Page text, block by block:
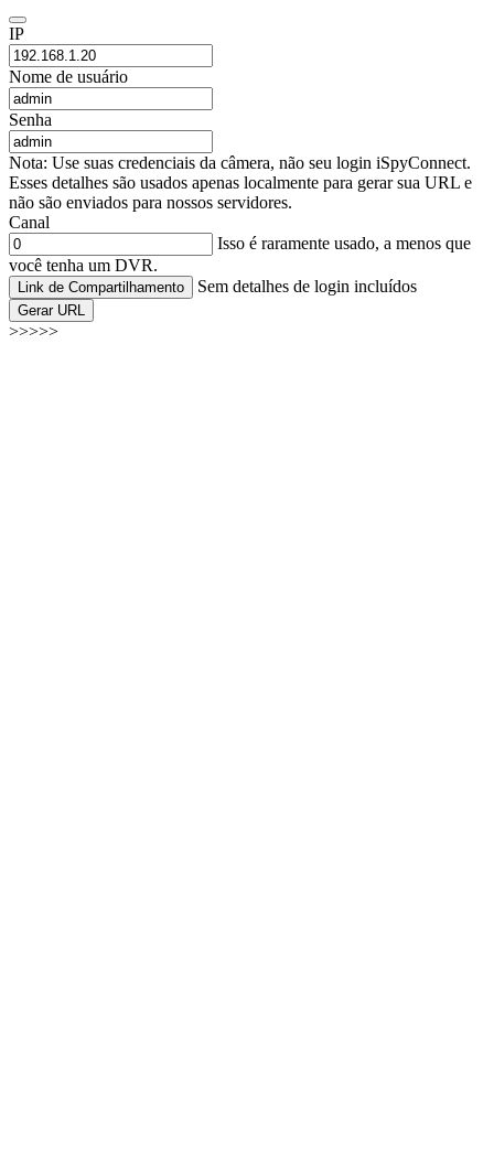
IP
Nome de usuário
Senha
Nota: Use suas credenciais da câmera, não seu login iSpyConnect.
Esses detalhes são usados apenas localmente para gerar sua URL e
não são enviados para nossos servidores.
Canal
Isso é raramente usado, a menos que
você tenha um DVR.
Link de Compartilhamento Sem detalhes de login incluídos
Gerar URL
>>>>>